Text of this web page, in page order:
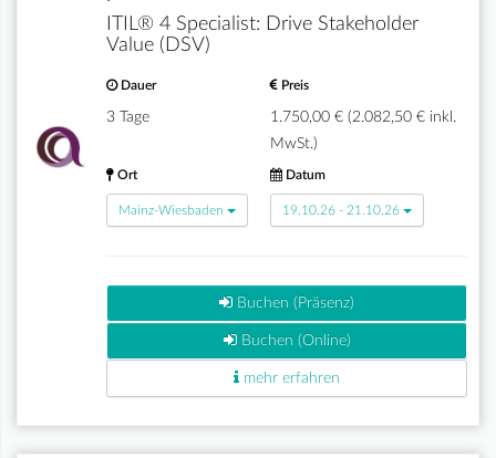
ITIL® 4 Specialist: Drive Stakeholder
Value (DSV)
Dauer
3 Tage
Preis
1.750,00 € (2.082,50 € inkl.
MwSt.)
Ort
Mainz-Wiesbaden
Datum
19.10.26 - 21.10.26
Buchen (Präsenz)
Buchen (Online)
mehr erfahren